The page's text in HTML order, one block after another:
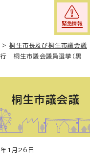
緊急情報
>桐生市長及び桐生市議会議
桐生市議会議員選挙（黒
桐生市議会議
1月26日